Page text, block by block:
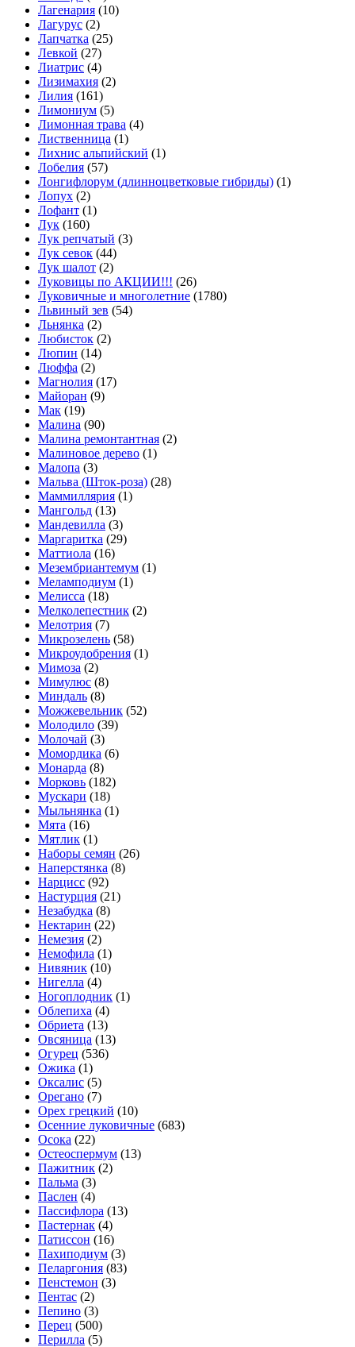
Лагенария (10)
Лагурус (2)
Лапчатка (25)
Левкой (27)
Лиатрис (4)
Лизимахия (2)
Лилия (161)
Лимониум (5)
Лимонная трава (4)
Лиственница (1)
Лихнис альпийский (1)
Лобелия (57)
Лонгифлорум (длинноцветковые гибриды) (1)
Лопух (2)
Лофант (1)
Лук (160)
Лук репчатый (3)
Лук севок (44)
Лук шалот (2)
Луковицы по АКЦИИ!!! (26)
Луковичные и многолетние (1780)
Львиный зев (54)
Льнянка (2)
Любисток (2)
Люпин (14)
Люффа (2)
Магнолия (17)
Майоран (9)
Мак (19)
Малина (90)
Малина ремонтантная (2)
Малиновое дерево (1)
Малопа (3)
Мальва (Шток-роза) (28)
Маммиллярия (1)
Мангольд (13)
Мандевилла (3)
Маргаритка (29)
Маттиола (16)
Мезембриантемум (1)
Меламподиум (1)
Мелисса (18)
Мелколепестник (2)
Мелотрия (7)
Микрозелень (58)
Микроудобрения (1)
Мимоза (2)
Мимулюс (8)
Миндаль (8)
Можжевельник (52)
Молодило (39)
Молочай (3)
Момордика (6)
Монарда (8)
Морковь (182)
Мускари (18)
Мыльнянка (1)
Мята (16)
Мятлик (1)
Наборы семян (26)
Наперстянка (8)
Нарцисс (92)
Настурция (21)
Незабудка (8)
Нектарин (22)
Немезия (2)
Немофила (1)
Нивяник (10)
Нигелла (4)
Ногоплодник (1)
Облепиха (4)
Обриета (13)
Овсяница (13)
Огурец (536)
Ожика (1)
Оксалис (5)
Орегано (7)
Орех грецкий (10)
Осенние луковичные (683)
Осока (22)
Остеоспермум (13)
Пажитник (2)
Пальма (3)
Паслен (4)
Пассифлора (13)
Пастернак (4)
Патиссон (16)
Пахиподиум (3)
Пеларгония (83)
Пенстемон (3)
Пентас (2)
Пепино (3)
Перец (500)
Перилла (5)